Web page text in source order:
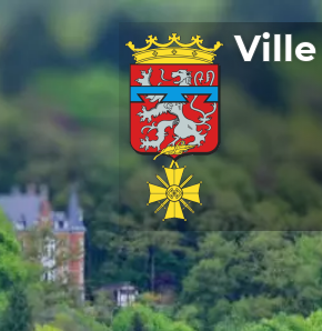
Ville